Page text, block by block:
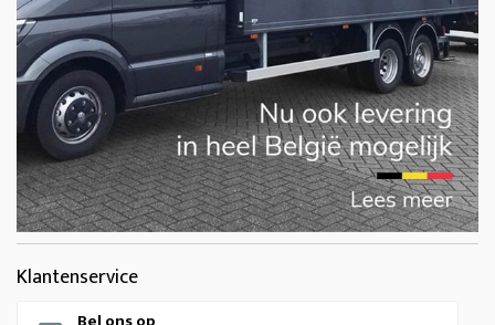
Klantenservice